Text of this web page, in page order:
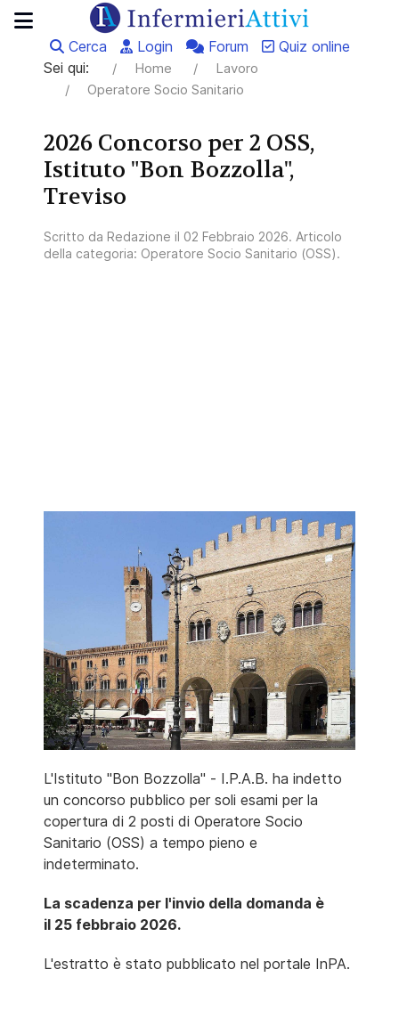
Cerca Login Forum
Quiz online
Sei qui:
Home
Lavoro
Operatore Socio Sanitario
2026 Concorso per 2 OSS,
Istituto "Bon Bozzolla",
Treviso
Scritto da Redazione il 02 Febbraio 2026. Articolo
della categoria: Operatore Socio Sanitario (OSS).
L'Istituto "Bon Bozzolla" - I.P.A.B. ha indetto
un concorso pubblico per soli esami per la
copertura di 2 posti di Operatore Socio
Sanitario (OSS) a tempo pieno e
indeterminato.
La scadenza per l'invio della domanda è
il 25 febbraio 2026.
L'estratto è stato pubblicato nel portale InPA.